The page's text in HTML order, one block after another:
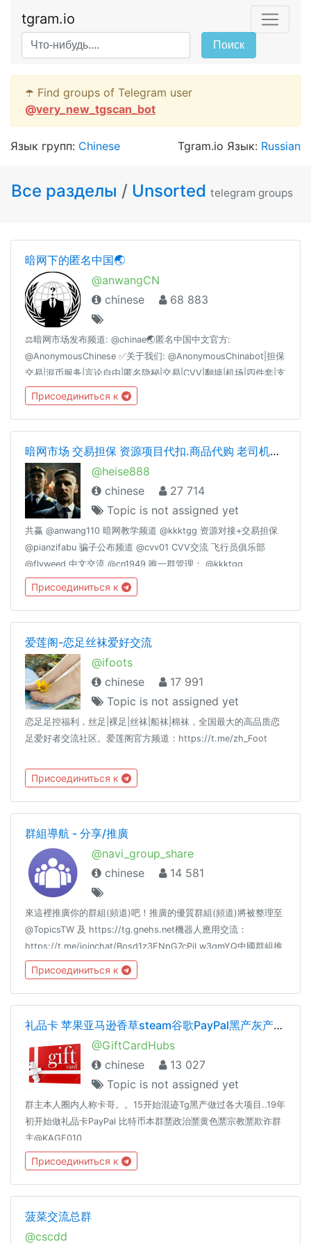
tgram.io
Поиск
☂️ Find groups of Telegram user
@very_new_tgscan_bot
Язык групп: Chinese Tgram.io Язык: Russian
Все разделы / Unsorted telegram groups
暗网下的匿名中国🌏
@anwangCN
chinese
68 883
⚖️暗网市场发布频道: @chinae🌏匿名中国中文官方:
@AnonymousChinese ✅关于我们: @AnonymousChinabot|担保
交易|混币服务|言论自由|匿名隐秘|交易|CVV|翻墙|机场|四件套|支
付|黑产|黑色|黑客|引流|IT|支付|暗网|BC|QP|CP|菠菜|对公|四件
套|枪|中文|鉴黄|老司机|SSR|机场|微信|支付宝|比特币|BTC|ETH|
以太坊|频道|群组|偷拍|视频|国产|菲律宾|修车|资源|香港|柬埔
Присоединиться к
暗网市场 交易担保 资源项目代扣.商品代购 老司机交流 cvv.资源整合
@heise888
chinese
27 714
Topic is not assigned yet
共赢 @anwang110 暗网教学频道 @kkktgg 资源对接+交易担保
@pianzifabu 骗子公布频道 @cvv01 CVV交流 飞行员俱乐部
@flyweed 中文交流 @cn1949 唯一群管理： @kkktgg
@fucktgg
Присоединиться к
爱莲阁-恋足丝袜爱好交流
@ifoots
chinese
17 991
Topic is not assigned yet
恋足足控福利，丝足|裸足|丝袜|船袜|棉袜，全国最大的高品质恋
足爱好者交流社区。爱莲阁官方频道：https://t.me/zh_Foot
Присоединиться к
群組導航 - 分享/推廣
@navi_group_share
chinese
14 581
來這裡推廣你的群組(頻道)吧！推廣的優質群組(頻道)將被整理至
@TopicsTW 及 https://tg.gnehs.net機器人應用交流：
https://t.me/joinchat/Bosd1z3ENpG7cPjLw3qmYQ中國群組推
廣： @FOCUSTELEGRAMGROUPLINK
Присоединиться к
礼品卡 苹果亚马逊香草steam谷歌PayPal黑产灰产暴利
@GiftCardHubs
chinese
13 027
Topic is not assigned yet
群主本人圈内人称卡哥。。15开始混迹Tg黑产做过各大项目..19年
初开始做礼品卡PayPal 比特币本群🈲️政治🈲️黄色🈲️宗教🈲️欺诈群
主@KAGE010
Присоединиться к
菠菜交流总群
@cscdd